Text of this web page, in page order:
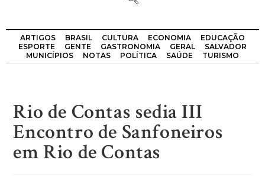
ARTIGOS BRASIL CULTURA ECONOMIA
EDUCAÇÃO
ESPORTE
GENTE GASTRONOMIA GERAL
SALVADOR
MUNICÍPIOS
NOTAS POLÍTICA SAÚDE TURISMO
Rio de Contas sedia III
Encontro de Sanfoneiros
em Rio de Contas